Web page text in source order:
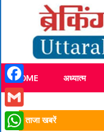
content
Breaking News
HOME अध्यात्म
ताजा खबरें
Facebook
Gmail